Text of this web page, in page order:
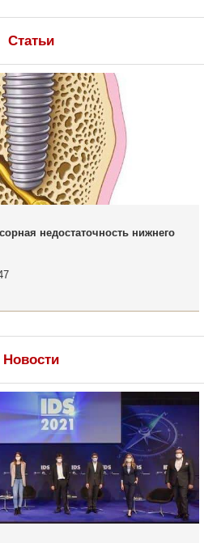
Статьи
недостаточность нижнего
Новости